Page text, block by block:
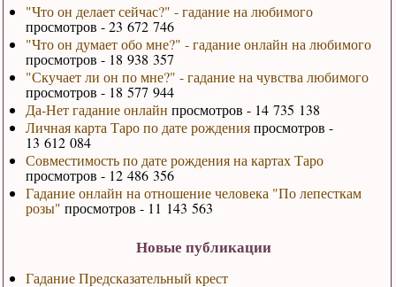
"Что он делает сейчас?" - гадание на любимого
просмотров - 23 672 746
"Что он думает обо мне?" - гадание онлайн на любимого
просмотров - 18 938 357
"Скучает ли он по мне?" - гадание на чувства любимого
просмотров - 18 577 944
Да-Нет гадание онлайн просмотров - 14 735 138
Личная карта Таро по дате рожденияпросмотров -
13 612 084
Совместимость по дате рождения на картах Таро
просмотров - 12 486 356
Гадание онлайн на отношение человека "По лепесткам
розы" просмотров - 11 143 563
Новые публикации
Гадание Предсказательный крест